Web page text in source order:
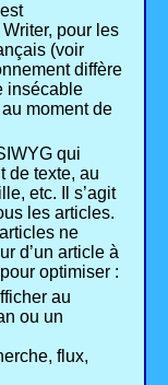
pour les
(voir
diffère
insécable
moment de
qui
de texte, au
etc. Il s’agit
les articles.
ne
d’un article à
optimiser :
au
ou un
flux,